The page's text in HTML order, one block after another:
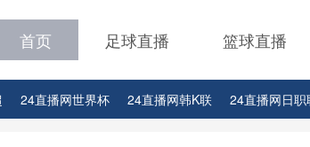
首页 足球直播 篮球直播
24直播网世界杯 24直播网韩K联 24直播网日职